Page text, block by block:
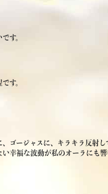
す。
す。
ゴージャスに、キラキラ反射
幸福な波動が私のオーラにも響